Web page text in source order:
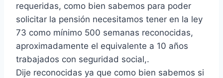
requeridas, como bien sabemos para poder
solicitar la pensión necesitamos tener en la ley
73 como mínimo 500 semanas reconocidas,
aproximadamente el equivalente a 10 años
trabajados con seguridad social,.
Dije reconocidas ya que como bien sabemos si